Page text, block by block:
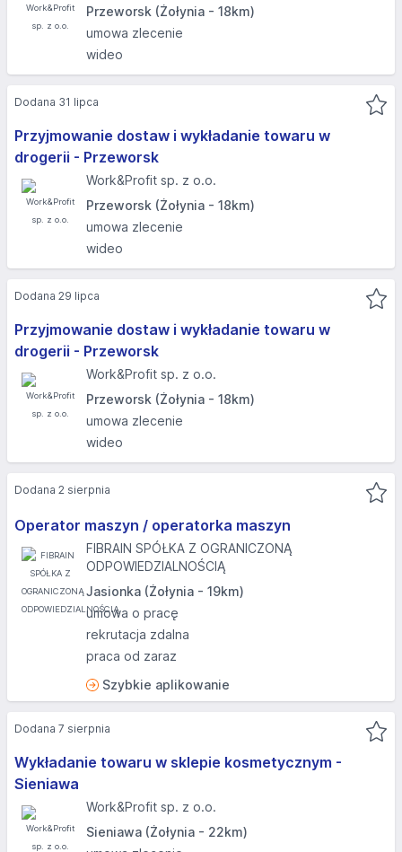
Przeworsk (Żołynia - 18km)
umowa zlecenie
wideo
Przyjmowanie dostaw i wykładanie towaru w
drogerii - Przeworsk
Work&Profit sp. z o.o.
Przeworsk (Żołynia - 18km)
umowa zlecenie
wideo
Dodana 31 lipca
Przyjmowanie dostaw i wykładanie towaru w
drogerii - Przeworsk
Work&Profit sp. z o.o.
Przeworsk (Żołynia - 18km)
umowa zlecenie
wideo
Dodana 29 lipca
Operator maszyn / operatorka maszyn
FIBRAIN SPÓŁKA Z OGRANICZONĄ
ODPOWIEDZIALNOŚCIĄ
Jasionka (Żołynia - 19km)
umowa o pracę
rekrutacja zdalna
praca od zaraz
Szybkie aplikowanie
Dodana 2 sierpnia
Wykładanie towaru w sklepie kosmetycznym -
Sieniawa
Work&Profit sp. z o.o.
Sieniawa (Żołynia - 22km)
Dodana 7 sierpnia